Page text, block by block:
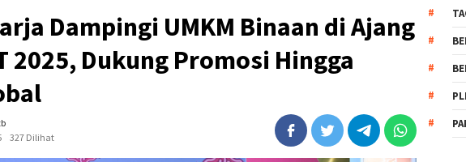
Dampingi UMKM Binaan di Ajang
2025, Dukung Promosi Hingga
327 Dilihat